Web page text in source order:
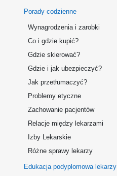
Porady codzienne
Wynagrodzenia i zarobki
Co i gdzie kupić?
Gdzie skierować?
Gdzie i jak ubezpieczyć?
Jak przetłumaczyć?
Problemy etyczne
Zachowanie pacjentów
Relacje między lekarzami
Izby Lekarskie
Różne sprawy lekarzy
Edukacja podyplomowa lekarzy